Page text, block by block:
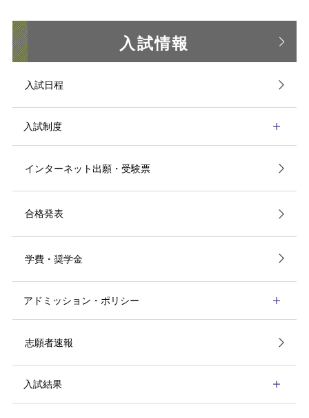
入試情報
入試日程
入試制度
インターネット出願・受験票
合格発表
学費・奨学金
アドミッション・ポリシー
志願者速報
入試結果